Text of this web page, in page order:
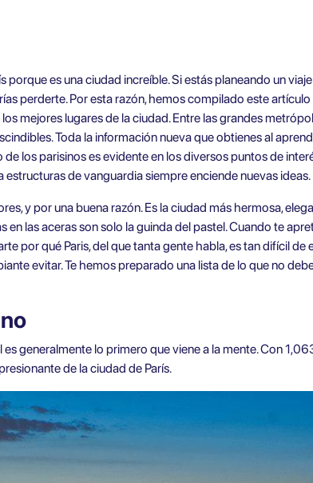
porque es una ciudad increíble. Si estás planeando un
perderte. Por esta razón, hemos compilado este
mejores lugares de la ciudad. Entre las grandes
Toda la información nueva que obtienes al
los parisinos es evidente en los diversos puntos de
de vanguardia siempre enciende nuevas ideas.
y por una buena razón. Es la ciudad más hermosa,
en las aceras son solo la guinda del pastel. Cuando te
por qué Paris, del que tanta gente habla, es tan difícil de
evitar. Te hemos preparado una lista de lo que no
es generalmente lo primero que viene a la mente. Con
de la ciudad de París.